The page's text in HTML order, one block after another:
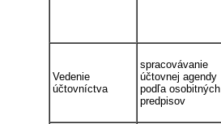
Vedenie
účtovníctva
spracovávanie
účtovnej agendy
podľa osobitných
predpisov